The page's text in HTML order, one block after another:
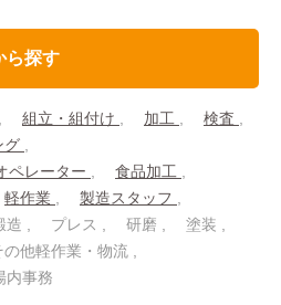
ら探す
組立・組付け 加工
検査
グ
ペレーター
食品加工
軽作業
製造スタッフ
造 プレス 研磨
塗装
の他軽作業・物流
内事務